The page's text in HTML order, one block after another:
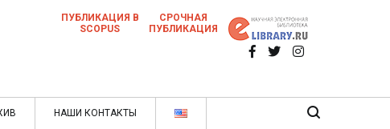
научных статей в ежемесячном научном
научном журнале
ПУБЛИКАЦИЯ В
SCOPUS
СРОЧНАЯ
ПУБЛИКАЦИЯ
НАШИ КОНТАКТЫ